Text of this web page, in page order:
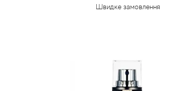
Швидке замовлення